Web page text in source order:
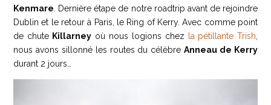
Kenmare . Dernière étape de notre roadtrip avant de rejoindre
Dublin et le retour à Paris, le Ring of Kerry. Avec comme point
de chute Killarney où nous logions chez la pétillante Trish
nous avons sillonné les routes du célèbreAnneau de Kerry
durant 2 jours…